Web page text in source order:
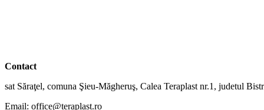
Contact
sat Săraţel, comuna Şieu-Măgheruş, Calea Teraplast nr.1, judetul
Email: office@teraplast.ro